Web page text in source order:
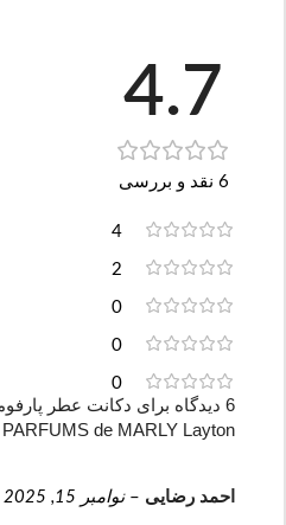
4.7
6 نقد و بررسی
4
2
0
0
0
6 دیدگاه برای
دکانت عطر
PARFUMS de MARLY Layton
احمد رضایی – نوامبر 15, 2025